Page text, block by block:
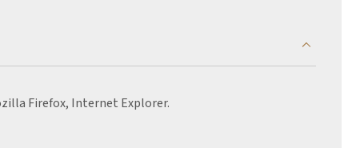
Firefox, Internet Explorer.